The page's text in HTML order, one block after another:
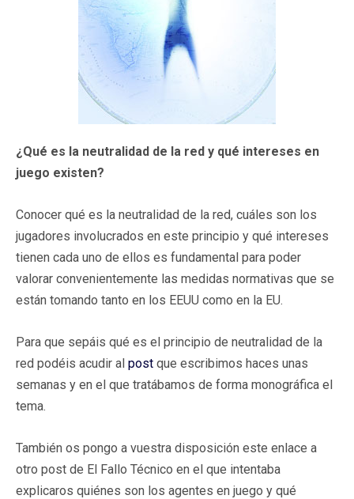
¿Qué es la neutralidad de la red y qué intereses en
juego existen?
Conocer qué es la neutralidad de la red, cuáles son los
jugadores involucrados en este principio y qué intereses
tienen cada uno de ellos es fundamental para poder
valorar convenientemente las medidas normativas que se
están tomando tanto en los EEUU como en la EU.
Para que sepáis qué es el principio de neutralidad de la
red podéis acudir al post que escribimos haces unas
semanas y en el que tratábamos de forma monográfica el
tema.
También os pongo a vuestra disposición este enlace a
otro post de El Fallo Técnico en el que intentaba
explicaros quiénes son los agentes en juego y qué